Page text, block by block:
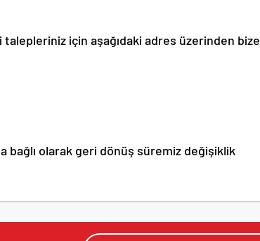
için aşağıdaki adres üzerinden bize
bağlı olarak geri dönüş süremiz değişiklik